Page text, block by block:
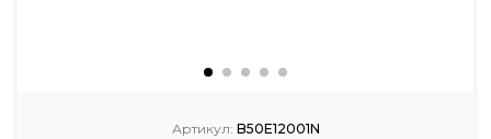
Артикул: B50E12001N